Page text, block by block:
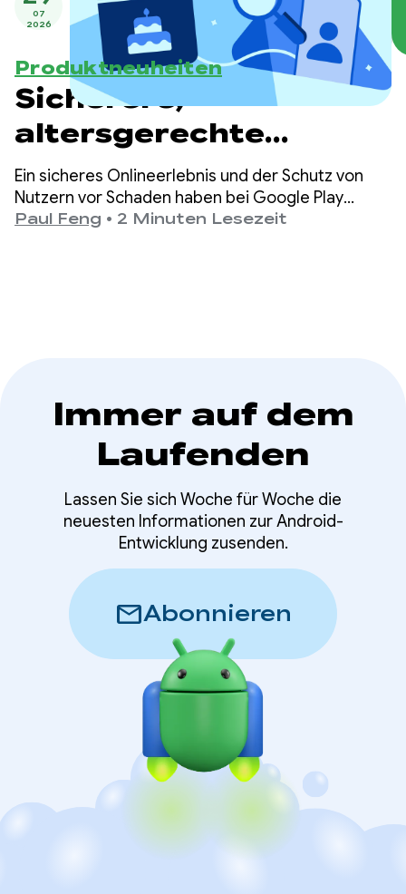
07
2026
Produktneuheiten
Sicherere,
altersgerechte
Erlebnisse bei Google
Play
Ein sicheres Onlineerlebnis und der Schutz von
Nutzern vor Schaden haben bei Google Play
höchste Priorität.
Paul Feng • 2 Minuten Lesezeit
Immer auf dem
Laufenden
Lassen Sie sich Woche für Woche die
neuesten Informationen zur Android-
Entwicklung zusenden.
mailAbonnieren